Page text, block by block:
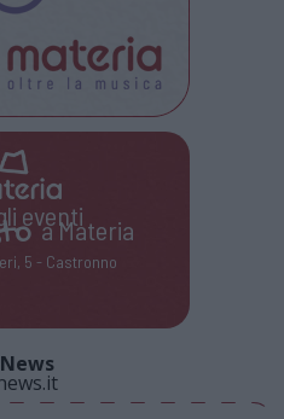
eventi
a Materia
5 - Castronno